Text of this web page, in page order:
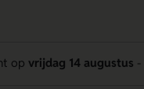
opvrijdag 14 augustus